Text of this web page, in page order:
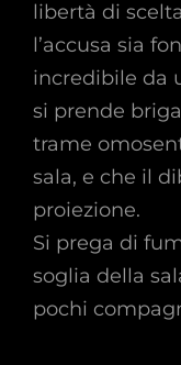
libertà di
l’accusa sia
incredibile da
si prende
trame
sala, e che il
proiezione.
Si prega di
soglia della
pochi